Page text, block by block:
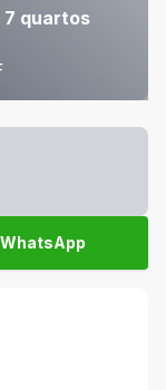
7 quartos
WhatsApp